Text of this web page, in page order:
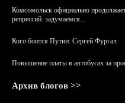
Комсомольск официально
репрессий: задумаемся...
Кого боится Путин: Сергей Фургал
Повышение платы в автобусах за
Архив блогов >>